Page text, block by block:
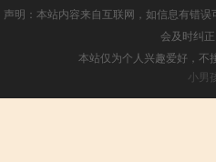
声明：本站内容来自互联网，如信息有错
会及时纠
本站仅为个人兴趣爱好，不
小男